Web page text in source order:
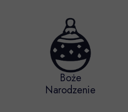
Boże
Narodzenie